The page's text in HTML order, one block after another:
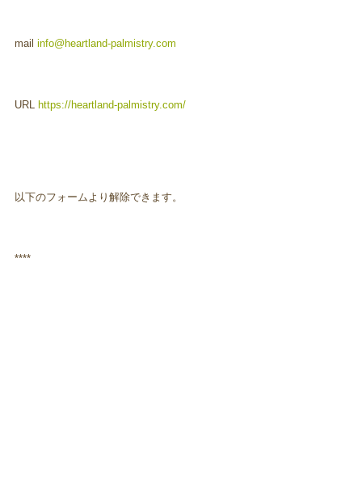
mailinfo@heartland-palmistry.com
URLhttps://heartland-palmistry.com/
以下のフォームより解除できます。
****